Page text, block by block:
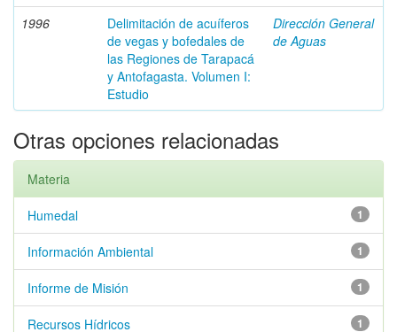
1996
Delimitación de acuíferos
de vegas y bofedales de
las Regiones de Tarapacá
y Antofagasta. Volumen I:
Estudio
Dirección General
de Aguas
Otras opciones relacionadas
Materia
1
Humedal
1
Información Ambiental
1
Informe de Misión
1
Recursos Hídricos